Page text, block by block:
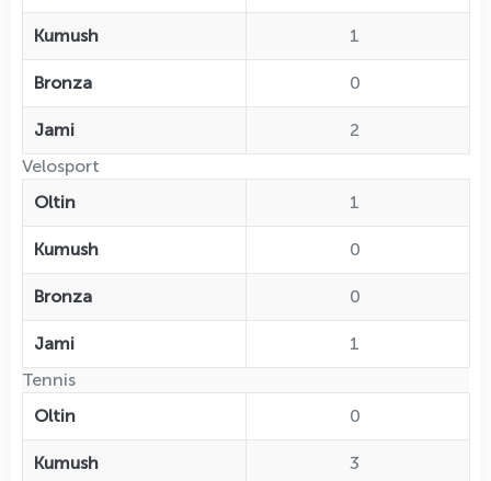
Kumush 1
Bronza 0
Jami
2
Velosport
Oltin
1
Kumush 0
Bronza 0
Jami
1
Tennis
Oltin
0
Kumush 3